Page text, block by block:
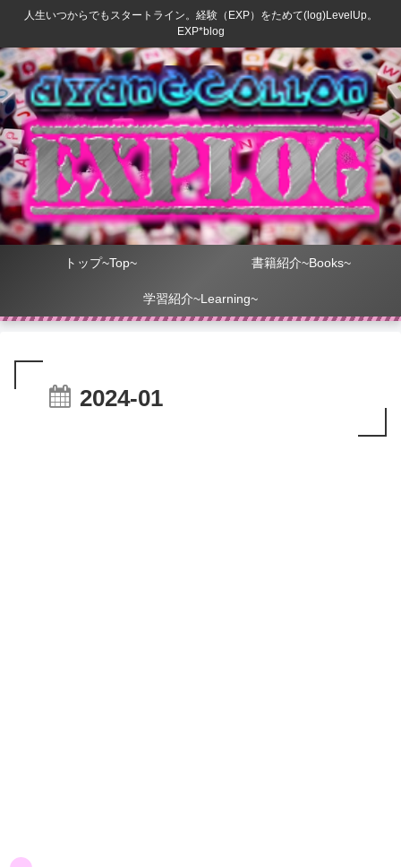
人生いつからでもスタートライン。経験（EXP）をためて(log)LevelUp。
EXP*blog
トップ~Top~ 書籍紹介~Books~
学習紹介~Learning~
2024-01